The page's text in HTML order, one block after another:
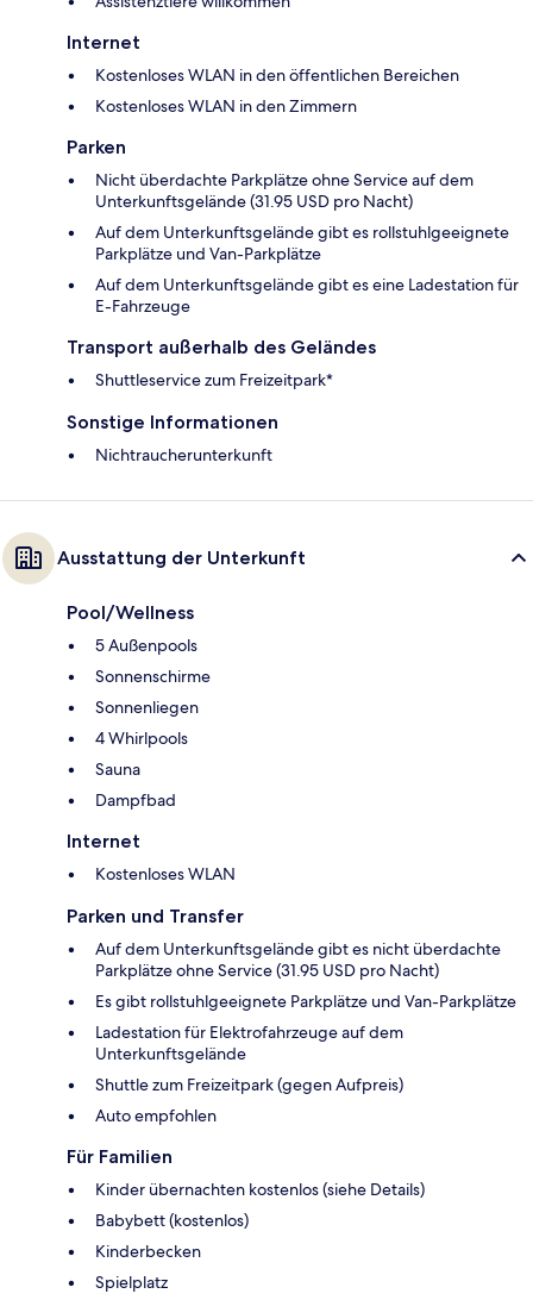
Internet
Kostenloses WLAN in den öffentlichen Bereichen
Kostenloses WLAN in den Zimmern
Parken
Nicht überdachte Parkplätze ohne Service auf dem
Unterkunftsgelände (31.95 USD pro Nacht)
Auf dem Unterkunftsgelände gibt es rollstuhlgeeignete
Parkplätze und Van-Parkplätze
Auf dem Unterkunftsgelände gibt es eine Ladestation für
E-Fahrzeuge
Transport außerhalb des Geländes
Shuttleservice zum Freizeitpark*
Sonstige Informationen
Nichtraucherunterkunft
Ausstattung der Unterkunft
Pool/Wellness
5 Außenpools
Sonnenschirme
Sonnenliegen
4 Whirlpools
Sauna
Dampfbad
Internet
Kostenloses WLAN
Parken und Transfer
Auf dem Unterkunftsgelände gibt es nicht überdachte
Parkplätze ohne Service (31.95 USD pro Nacht)
Es gibt rollstuhlgeeignete Parkplätze und Van-Parkplätze
Ladestation für Elektrofahrzeuge auf dem
Unterkunftsgelände
Shuttle zum Freizeitpark (gegen Aufpreis)
Auto empfohlen
Für Familien
Kinder übernachten kostenlos (siehe Details)
Babybett (kostenlos)
Kinderbecken
Spielplatz